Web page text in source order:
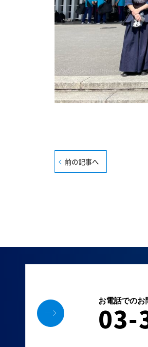
前の記事へ
お電話でのお
03-